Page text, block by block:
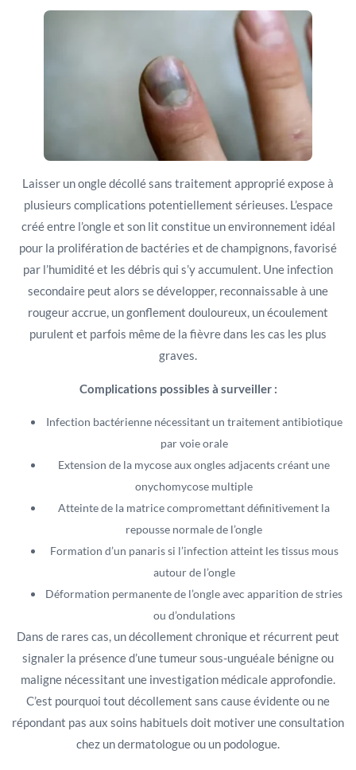
Laisser un ongle décollé sans traitement approprié expose à
plusieurs complications potentiellement sérieuses. L’espace
créé entre l’ongle et son lit constitue un environnement idéal
pour la prolifération de bactéries et de champignons, favorisé
par l’humidité et les débris qui s’y accumulent. Une infection
secondaire peut alors se développer, reconnaissable à une
rougeur accrue, un gonflement douloureux, un écoulement
purulent et parfois même de la fièvre dans les cas les plus
graves.
Complications possibles à surveiller :
Infection bactérienne nécessitant un traitement antibiotique
par voie orale
Extension de la mycose aux ongles adjacents créant une
onychomycose multiple
Atteinte de la matrice compromettant définitivement la
repousse normale de l’ongle
Formation d’un panaris si l’infection atteint les tissus mous
autour de l’ongle
Déformation permanente de l’ongle avec apparition de stries
ou d’ondulations
Dans de rares cas, un décollement chronique et récurrent peut
signaler la présence d’une tumeur sous-unguéale bénigne ou
maligne nécessitant une investigation médicale approfondie.
C’est pourquoi tout décollement sans cause évidente ou ne
répondant pas aux soins habituels doit motiver une consultation
chez un dermatologue ou un podologue.